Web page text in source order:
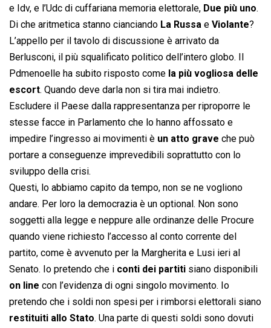
e Idv, e l’Udc di cuffariana memoria elettorale, Due più uno.
Di che aritmetica stanno cianciando La Russa e Violante?
L’appello per il tavolo di discussione è arrivato da
Berlusconi, il più squalificato politico dell’intero globo. Il
Pdmenoelle ha subito risposto come la più vogliosa delle
escort. Quando deve darla non si tira mai indietro.
Escludere il Paese dalla rappresentanza per riproporre le
stesse facce in Parlamento che lo hanno affossato e
impedire l’ingresso ai movimenti è un atto grave che può
portare a conseguenze imprevedibili soprattutto con lo
sviluppo della crisi.
Questi, lo abbiamo capito da tempo, non se ne vogliono
andare. Per loro la democrazia è un optional. Non sono
soggetti alla legge e neppure alle ordinanze delle Procure
quando viene richiesto l’accesso al conto corrente del
partito, come è avvenuto per la Margherita e Lusi ieri al
Senato. Io pretendo che i conti dei partiti siano disponibili
on line con l’evidenza di ogni singolo movimento. Io
pretendo che i soldi non spesi per i rimborsi elettorali siano
restituiti allo Stato. Una parte di questi soldi sono dovuti